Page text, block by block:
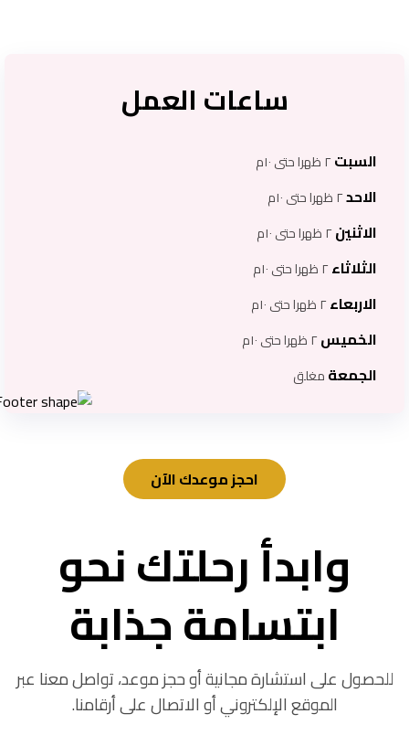
ساعات العمل
السبت٢ ظهرا حتى ١٠م
الاحد٢ ظهرا حتى ١٠م
الاثنين٢ ظهرا حتى ١٠م
الثلاثاء٢ ظهرا حتى ١٠م
الاربعاء٢ ظهرا حتى ١٠م
الخميس٢ ظهرا حتى ١٠م
الجمعةمغلق
احجز موعدك الآن
وابدأ رحلتك نحو
ابتسامة جذابة
للحصول على استشارة مجانية أو حجز موعد، تواصل معنا عبر
الموقع الإلكتروني أو الاتصال على أرقامنا.